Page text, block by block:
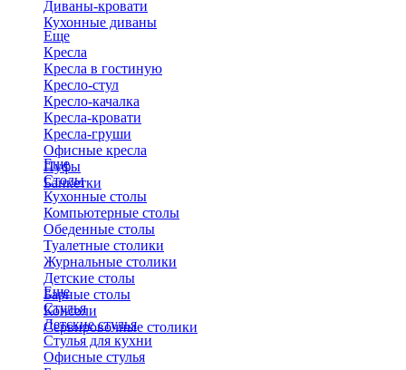
Диваны-кровати
Кухонные диваны
Еще
Кресла
Кресла в гостиную
Кресло-стул
Кресло-качалка
Кресла-кровати
Кресла-груши
Офисные кресла
Пуфы
Банкетки
Еще
Столы
Кухонные столы
Компьютерные столы
Обеденные столы
Туалетные столики
Журнальные столики
​Детские столы
Барные столы
Консоли
Сервировочные столики
Еще
Стулья
Детские стулья
Стулья для кухни
Офисные стулья